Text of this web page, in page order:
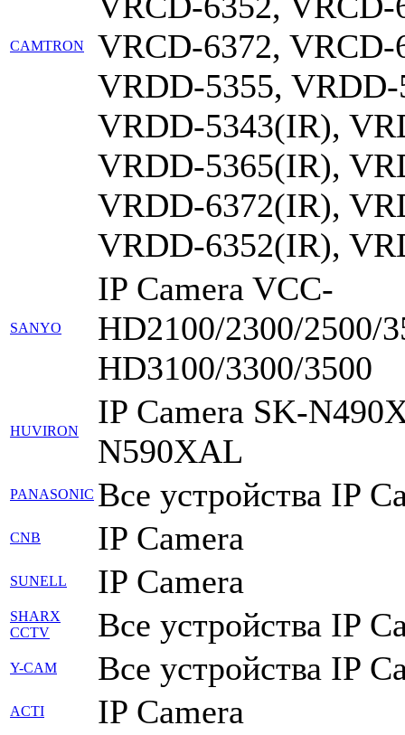
CAMTRON
VRCD-6372,
VRDD-5355,
VRDD-5343(IR),
VRDD-5365(IR),
VRDD-6372(IR),
VRDD-6352(IR),
SANYO
IP Camera VCC-
HD2100/2300/2500/
HD3100/3300/3500
HUVIRON
IP Camera SK-
N590XAL
PANASONIC Все устройства IP
CNB IP Camera
SUNELL IP Camera
SHARX
CCTV
Все устройства IP
Y-CAM Все устройства IP
ACTI IP Camera